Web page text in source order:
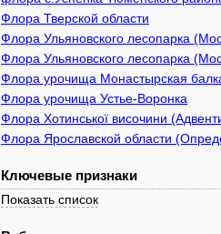
Флора Тверской области
Флора Ульяновского лесопарка
Флора Ульяновского лесопарка
Флора урочища Монастырская
Флора урочища Устье-Воронка
Флора Хотинської височини
Флора Ярославской области
Ключевые признаки
Показать список